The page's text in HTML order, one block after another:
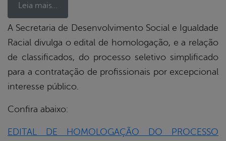
Leia mais…
A Secretaria de Desenvolvimento Social e Igualdade
Racial divulga o edital de homologação, e a relação
de classificados, do processo seletivo simplificado
para a contratação de profissionais por excepcional
interesse público.
Confira abaixo:
EDITAL DE HOMOLOGAÇÃO DO PROCESSO